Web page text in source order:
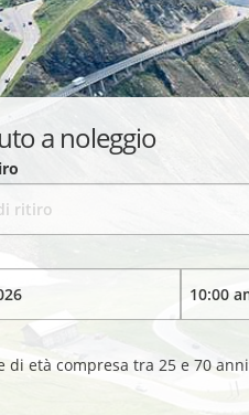
a noleggio
di età compresa tra 25 e 70 anni